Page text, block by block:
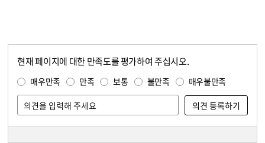
현재 페이지에 대한 만족도를 평가하여 주십시오.
매우만족 만족 보통 불만족 매우불만족